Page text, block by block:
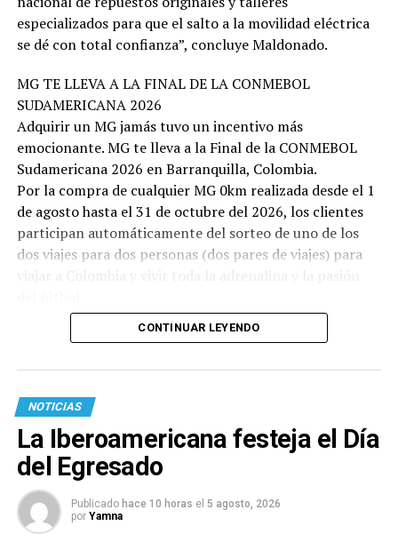
especializados para que el salto a la movilidad eléctrica
se dé con total confianza”, concluye Maldonado.
MG TE LLEVA A LA FINAL DE LA CONMEBOL
SUDAMERICANA 2026
Adquirir un MG jamás tuvo un incentivo más
emocionante. MG te lleva a la Final de la CONMEBOL
Sudamericana 2026 en Barranquilla, Colombia.
Por la compra de cualquier MG 0km realizada desde el 1
de agosto hasta el 31 de octubre del 2026, los clientes
participan automáticamente del sorteo de uno de los
dos viajes para dos personas (dos pares de viajes) para
CONTINUAR LEYENDO
NOTICIAS
La Iberoamericana festeja el Día
del Egresado
Publicado hace 10 horas el 5 agosto, 2026
por Yamna